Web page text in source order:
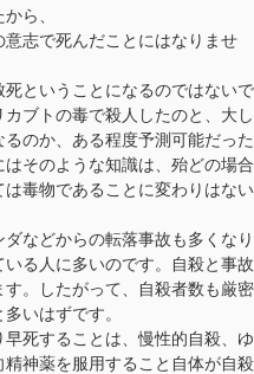
ら、
志で死んだことにはなりませ
ということになるのではないで
ブトの毒で殺人したのと、大し
のか、ある程度予測可能だった
そのような知識は、殆どの場合
毒物であることに変わりはない
などからの転落事故も多くなり
る人に多いのです。自殺と事故
。したがって、自殺者数も厳密
いはずです。
死することは、慢性的自殺、ゆ
神薬を服用すること自体が自殺